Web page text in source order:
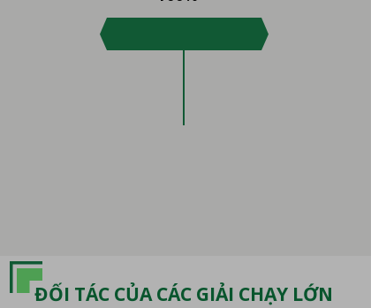
ĐỐI TÁC CỦA CÁC GIẢI CHẠY LỚN